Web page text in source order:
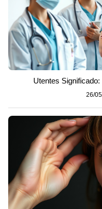
Utentes
26/